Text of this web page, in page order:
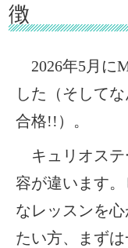
徴
2026年5月に
した（そして
合格!!）。
キュリオス
容が違います
なレッスンを
たい方、まず